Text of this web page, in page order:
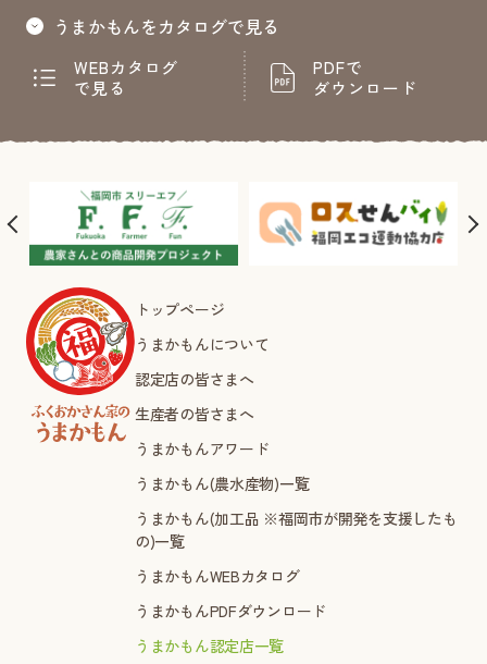
うまかもんをカタログで見る
WEBカタログ
で見る
PDFで
ダウンロード
トップページ
うまかもんについて
認定店の皆さまへ
生産者の皆さまへ
うまかもんアワード
うまかもん(農水産物)一覧
うまかもん(加工品 ※福岡市が開発を支援したも
の)一覧
うまかもんWEBカタログ
うまかもんPDFダウンロード
うまかもん認定店一覧